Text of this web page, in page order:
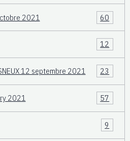
2021 60
12
12 septembre 2021 23
2021 57
9